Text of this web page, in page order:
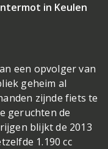
in Keulen
een opvolger van
geheim al
zijnde fiets te
geruchten de
blijkt de 2013
1.190 cc